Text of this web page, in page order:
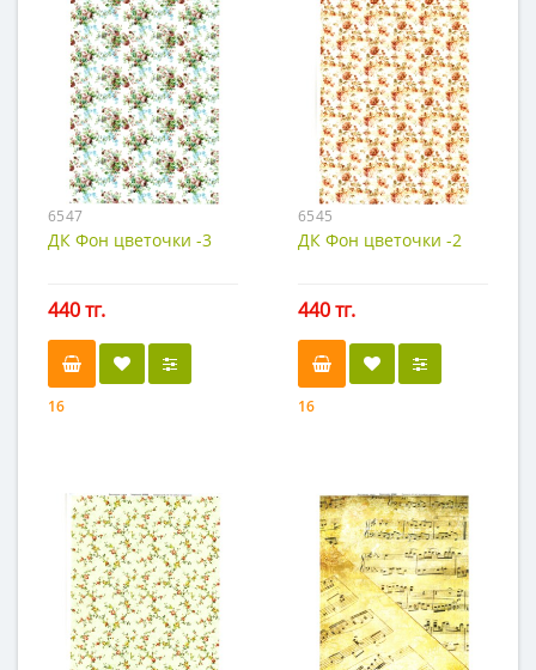
6547
ДК Фон цветочки -3
440 тг.
16
6545
ДК Фон цветочки -2
440 тг.
16